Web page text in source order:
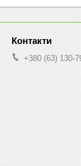
+380 (63) 130-